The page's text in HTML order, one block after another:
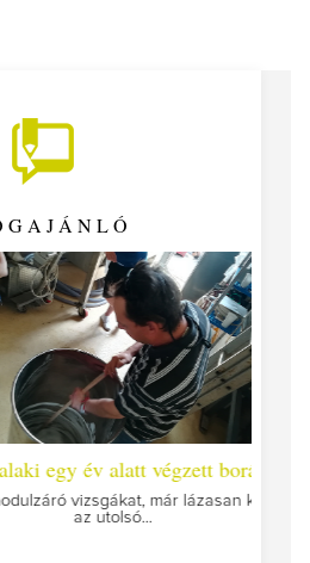
év alatt végzett borász #25
már lázasan készülünk
az utolsó...